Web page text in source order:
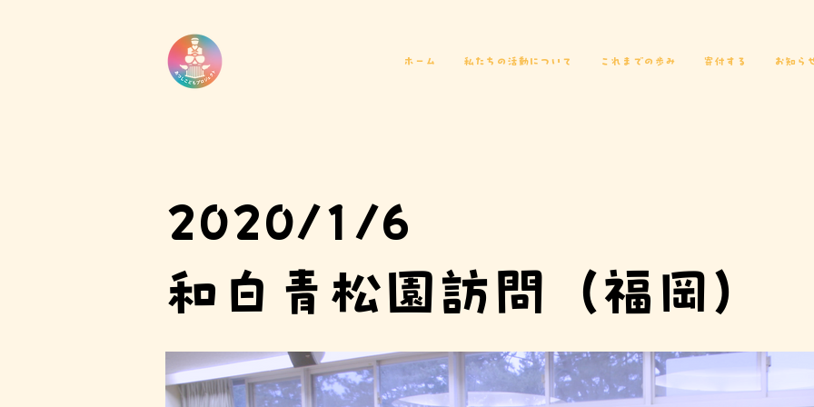
ホーム 私たちの活動について これまでの歩み 寄付する お知ら
2020/1/6
和白青松園訪問（福岡）